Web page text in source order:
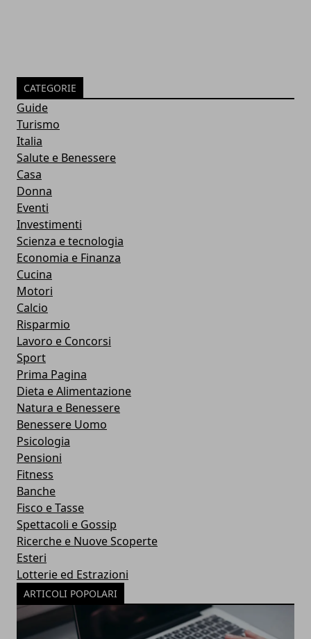
CATEGORIE
Guide
Turismo
Italia
Salute e Benessere
Casa
Donna
Eventi
Investimenti
Scienza e tecnologia
Economia e Finanza
Cucina
Motori
Calcio
Risparmio
Lavoro e Concorsi
Sport
Prima Pagina
Dieta e Alimentazione
Natura e Benessere
Benessere Uomo
Psicologia
Pensioni
Fitness
Banche
Fisco e Tasse
Spettacoli e Gossip
Ricerche e Nuove Scoperte
Esteri
Lotterie ed Estrazioni
ARTICOLI POPOLARI